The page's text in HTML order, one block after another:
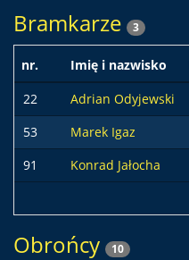
Bramkarze 3
nr. Imię i nazwisko
22
Adrian Odyjewski
53 Marek Igaz
91 Konrad Jałocha
Obrońcy 10